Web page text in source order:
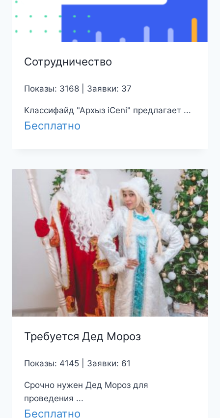
Сотрудничество
Показы: 3168 | Заявки: 37
Классифайд "Архыз iCeni" предлагает ...
Бесплатно
Требуется Дед Мороз
Показы: 4145 | Заявки: 61
Срочно нужен Дед Мороз для
проведения ...
Бесплатно